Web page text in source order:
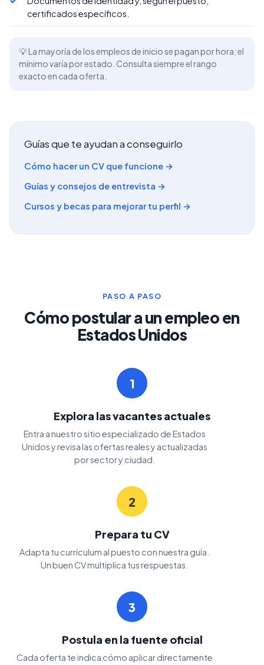
certificados específicos.
💡 La mayoría de los empleos de inicio se pagan por hora; el
mínimo varía por estado. Consulta siempre el rango
exacto en cada oferta.
Guías que te ayudan a conseguirlo
Cómo hacer un CV que funcione →
Guías y consejos de entrevista →
Cursos y becas para mejorar tu perfil →
PASO A PASO
Cómo postular a un empleo en
Estados Unidos
1
Explora las vacantes actuales
Entra a nuestro sitio especializado de Estados
Unidos y revisa las ofertas reales y actualizadas
por sector y ciudad.
2
Prepara tu CV
Adapta tu currículum al puesto con nuestra guía.
Un buen CV multiplica tus respuestas.
3
Postula en la fuente oficial
Cada oferta te indica cómo aplicar directamente